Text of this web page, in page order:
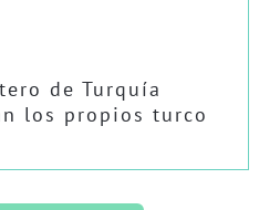
de Turquía
los propios turco